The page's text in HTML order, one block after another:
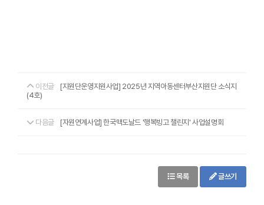
이전글
[지원단운영지원사업] 2025년 지역아동센터부산지원단 소식지
(4호)
다음글 [자원연계사업] 한국맥도날드 '행복빙고 챌린지' 사업설명회
목록 글쓰기